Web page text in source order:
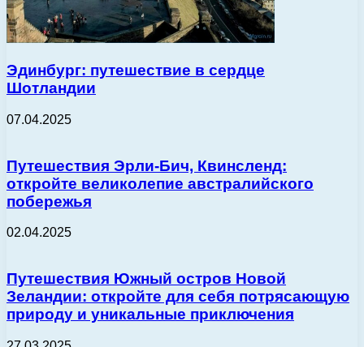
Эдинбург: путешествие в сердце
Шотландии
07.04.2025
Путешествия Эрли-Бич, Квинсленд:
откройте великолепие австралийского
побережья
02.04.2025
Путешествия Южный остров Новой
Зеландии: откройте для себя потрясающую
природу и уникальные приключения